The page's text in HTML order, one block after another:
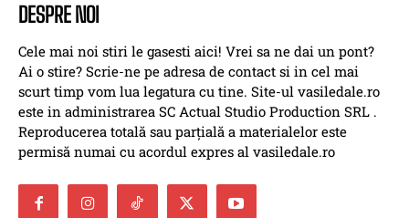
DESPRE NOI
Cele mai noi stiri le gasesti aici! Vrei sa ne dai un pont?
Ai o stire? Scrie-ne pe adresa de contact si in cel mai
scurt timp vom lua legatura cu tine. Site-ul vasiledale.ro
este in administrarea SC Actual Studio Production SRL .
Reproducerea totală sau parțială a materialelor este
permisă numai cu acordul expres al vasiledale.ro